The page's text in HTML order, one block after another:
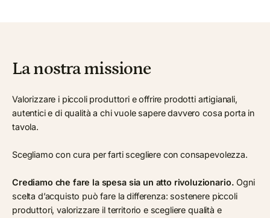
La nostra missione
Valorizzare i piccoli produttori e offrire prodotti artigianali,
autentici e di qualità a chi vuole sapere davvero cosa porta in
tavola.
Scegliamo con cura per farti scegliere con consapevolezza.
Crediamo che fare la spesa sia un atto rivoluzionario.Ogni
scelta d’acquisto può fare la differenza: sostenere piccoli
produttori, valorizzare il territorio e scegliere qualità e